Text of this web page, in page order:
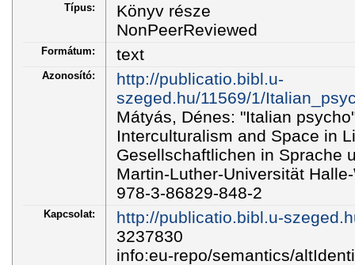
Típus:
Könyv része
NonPeerReviewed
Formátum: text
Azonosító:
http://publicatio.bibl.u-
szeged.hu/11569/1/
Mátyás, Dénes: "Italian
Interculturalism and Space in
Gesellschaftlichen in Sprache
Martin-Luther-Universität
978-3-86829-848-2
Kapcsolat:
http://publicatio.bibl.u-
3237830
info:eu-repo/semantics/